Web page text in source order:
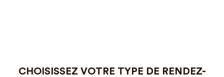
CHOISISSEZ VOTRE TYPE DE RENDEZ-